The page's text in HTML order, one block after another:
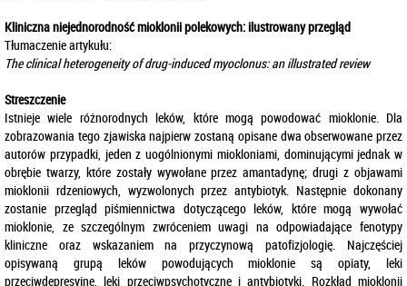
Kliniczna niejednorodność mioklonii polekowych: ilustrowany przegląd
Tłumaczenie artykułu:
The clinical heterogeneity of drug-induced myoclonus: an illustrated review
Streszczenie
Istnieje wiele różnorodnych leków, które mogą powodować mioklonie. Dla
zobrazowania tego zjawiska najpierw zostaną opisane dwa obserwowane przez
autorów przypadki, jeden z uogólnionymi miokloniami, dominującymi jednak w
obrębie twarzy, które zostały wywołane przez amantadynę; drugi z objawami
mioklonii rdzeniowych, wyzwolonych przez antybiotyk. Następnie dokonany
zostanie przegląd piśmiennictwa dotyczącego leków, które mogą wywołać
mioklonie, ze szczególnym zwróceniem uwagi na odpowiadające fenotypy
kliniczne oraz wskazaniem na przyczynową patofizjologię. Najczęściej
opisywaną grupą leków powodujących mioklonie są opiaty, leki
przeciwdepresyjne, leki przeciwpsychotyczne i antybiotyki. Rozkład mioklonii